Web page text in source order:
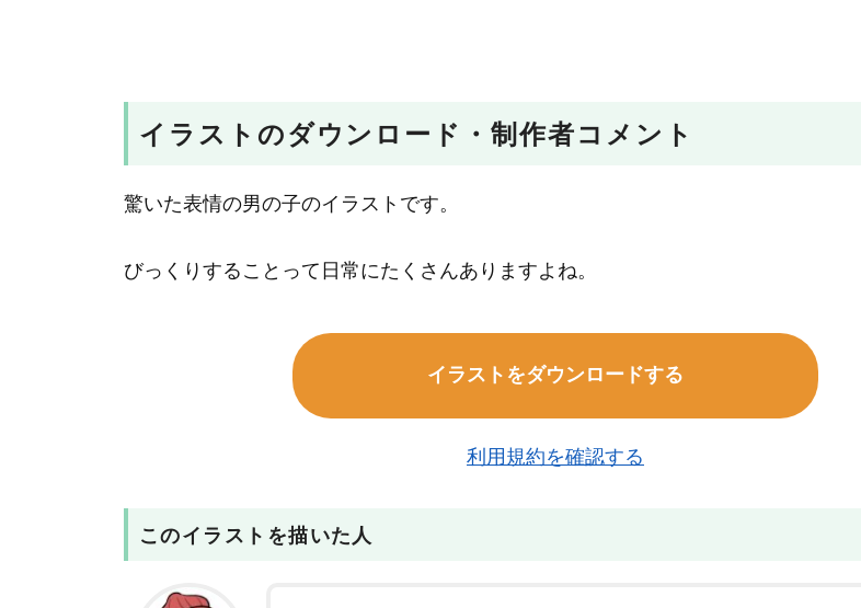
イラストのダウンロード・制作者コメント
驚いた表情の男の子のイラストです。
びっくりすることって日常にたくさんありますよね。
イラストをダウンロードする
利用規約を確認する
このイラストを描いた人